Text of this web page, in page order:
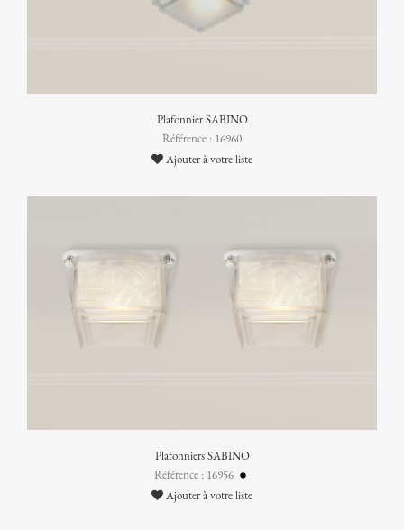
Plafonnier SABINO
Référence : 16960
Ajouter à votre liste
Plafonniers SABINO
Référence : 16956
Ajouter à votre liste